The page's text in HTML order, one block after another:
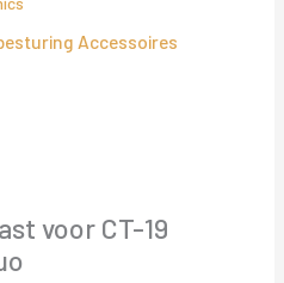
Accessoires
voor CT-19